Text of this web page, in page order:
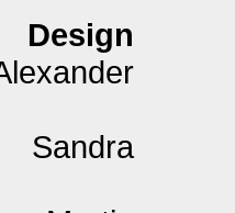
Design